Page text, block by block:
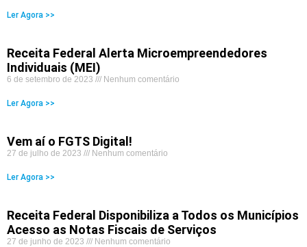
Ler Agora >>
Receita Federal Alerta Microempreendedores
Individuais (MEI)
6 de setembro de 2023 Nenhum comentário
Ler Agora >>
Vem aí o FGTS Digital!
27 de julho de 2023 Nenhum comentário
Ler Agora >>
Receita Federal Disponibiliza a Todos os Municípios
Acesso as Notas Fiscais de Serviços
27 de junho de 2023 Nenhum comentário